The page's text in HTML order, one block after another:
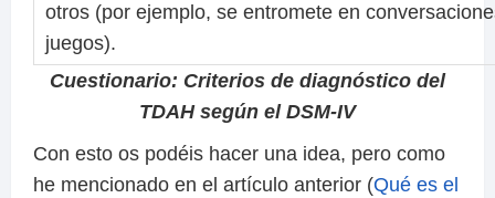
otros (por ejemplo, se entromete en
juegos).
Cuestionario: Criterios de diagnóstico del
TDAH según el DSM-IV
Con esto os podéis hacer una idea, pero como
he mencionado en el artículo anterior (Qué es el